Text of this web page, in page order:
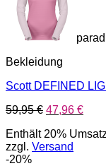
Bekleidung
Scott DEFINED
59,95€
war:
59,95 €
47,96 €
ist:
Enthält 20%
zzgl. Versand
-20%